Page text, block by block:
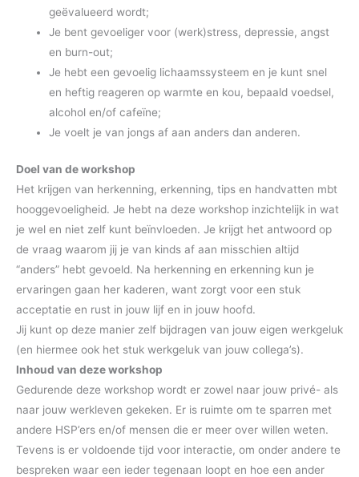
geëvalueerd wordt;
Je bent gevoeliger voor (werk)stress, depressie, angst
en burn-out;
Je hebt een gevoelig lichaamssysteem en je kunt snel
en heftig reageren op warmte en kou, bepaald voedsel,
alcohol en/of cafeïne;
Je voelt je van jongs af aan anders dan anderen.
Doel van de workshop
Het krijgen van herkenning, erkenning, tips en handvatten mbt
hooggevoeligheid. Je hebt na deze workshop inzichtelijk in wat
je wel en niet zelf kunt beïnvloeden. Je krijgt het antwoord op
de vraag waarom jij je van kinds af aan misschien altijd
“anders” hebt gevoeld. Na herkenning en erkenning kun je
ervaringen gaan her kaderen, want zorgt voor een stuk
acceptatie en rust in jouw lijf en in jouw hoofd.
Jij kunt op deze manier zelf bijdragen van jouw eigen werkgeluk
(en hiermee ook het stuk werkgeluk van jouw collega’s).
Inhoud van deze workshop
Gedurende deze workshop wordt er zowel naar jouw privé- als
naar jouw werkleven gekeken. Er is ruimte om te sparren met
andere HSP’ers en/of mensen die er meer over willen weten.
Tevens is er voldoende tijd voor interactie, om onder andere te
bespreken waar een ieder tegenaan loopt en hoe een ander